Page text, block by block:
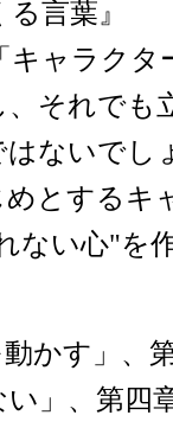
言葉』
ャラクタ
それでも
ないでし
とするキ
ない心"を
かす」、
」、第四